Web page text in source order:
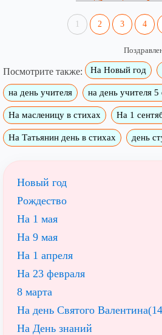
1 2 3 4
Посмотрите также: На Новый год
на день учителя на день учителя 5
На масленицу в стихах На 1
На Татьянин день в стихах день
Новый год
Рождество
На 1 мая
На 9 мая
На 1 апреля
На 23 февраля
8 марта
На день Святого
На День знаний